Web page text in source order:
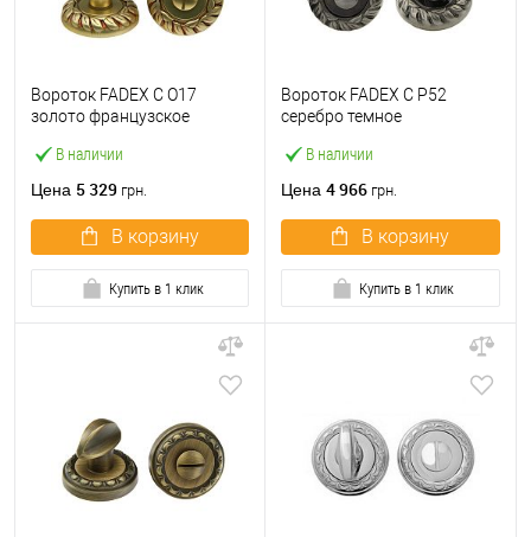
В наличии
Вороток FADEX C O17
золото французское
Цена 5 329 грн.
В корзину
Купить в 1 клик
В наличии
Вороток FADEX C P52
серебро темное
Цена 4 966 грн.
В корзину
Купить в 1 клик